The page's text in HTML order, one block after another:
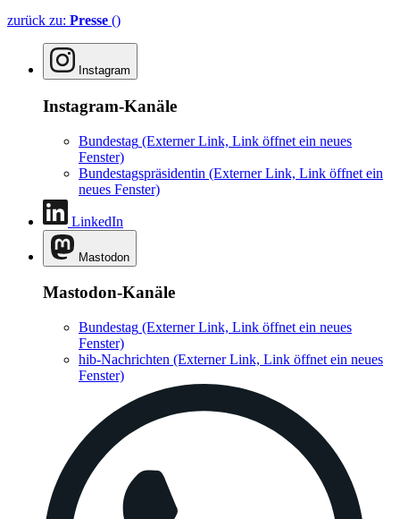
zurück zu: Presse ()
Instagram
Instagram-Kanäle
Bundestag (Externer Link, Link öffnet ein neues
Fenster)
Bundestagspräsidentin (Externer Link, Link öffnet ein
neues Fenster)
LinkedIn
Mastodon
Mastodon-Kanäle
Bundestag (Externer Link, Link öffnet ein neues
Fenster)
hib-Nachrichten (Externer Link, Link öffnet ein neues
Fenster)